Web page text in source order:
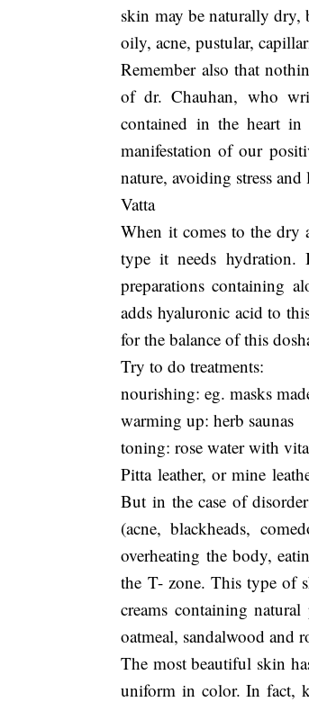
skin may be naturally dry,
oily, acne, pustular,
Remember also that
of dr. Chauhan, who
contained in the heart
manifestation of our
nature, avoiding stress
Vatta
When it comes to the dry
type it needs hydration.
preparations containing
adds hyaluronic acid to
for the balance of this
Try to do treatments:
nourishing: eg. masks
warming up: herb saunas
toning: rose water with
Pitta leather, or mine
But in the case of
(acne, blackheads,
overheating the body,
the T- zone. This type of
creams containing
oatmeal, sandalwood and
The most beautiful skin
uniform in color. In fact,